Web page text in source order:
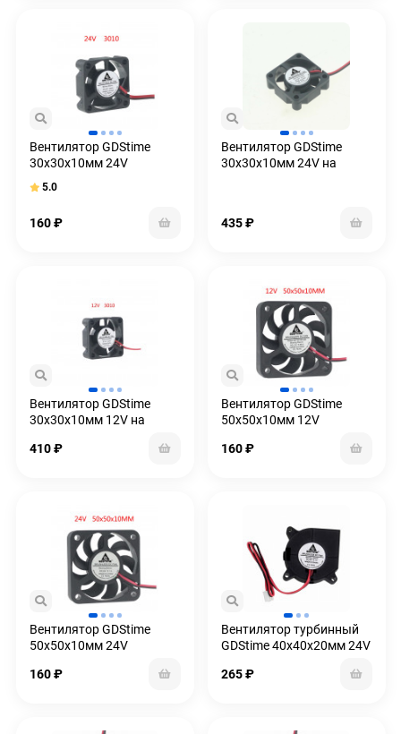
Вентилятор GDStime
30x30x10мм 24V
5.0
160₽
Вентилятор GDStime
30x30x10мм 24V на
435₽
Вентилятор GDStime
30x30x10мм 12V на
410₽
Вентилятор GDStime
50x50x10мм 12V
160₽
Вентилятор GDStime
50x50x10мм 24V
160₽
Вентилятор турбинный
GDStime 40x40x20мм 24V
265₽